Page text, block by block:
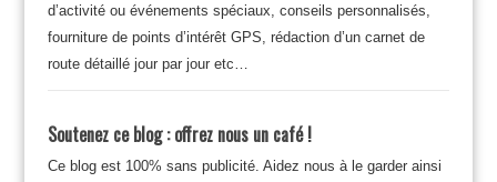
d’activité ou événements spéciaux, conseils personnalisés,
fourniture de points d’intérêt GPS, rédaction d’un carnet de
route détaillé jour par jour etc…
Soutenez ce blog : offrez nous un café !
Ce blog est 100% sans publicité. Aidez nous à le garder ainsi